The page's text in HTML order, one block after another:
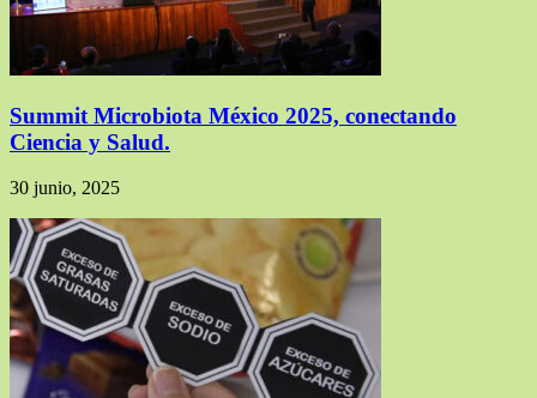
Summit Microbiota México 2025, conectando
Ciencia y Salud.
30 junio, 2025